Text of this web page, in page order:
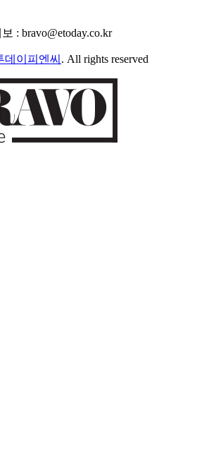
: bravo@etoday.co.kr
데이피엔씨 . All rights reserved